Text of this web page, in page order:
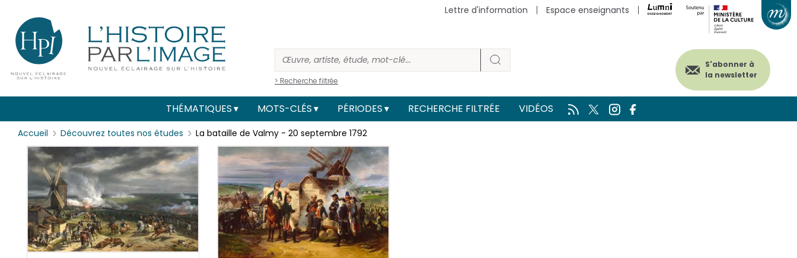
> Recherche filtrée
Menu
secondaire
(header)
Lettre d'information Espace enseignants
S'abonner à
la newsletter
Main
navigation
THÉMATIQUES MOTS-CLÉS PÉRIODES RECHERCHE FILTRÉE VIDÉOS
Accueil Découvrez toutes nos études La bataille de Valmy - 20 septembre 1792